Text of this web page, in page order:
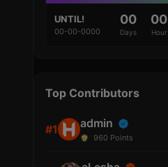
UNTIL!
00-00-0000
00
Days
00
Hour
Top Contributors
#1 admin
960 Points